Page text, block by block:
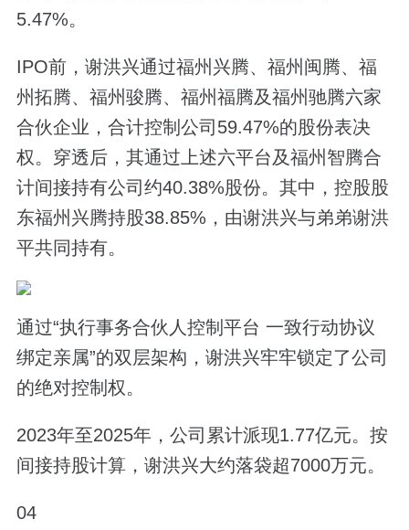
5.47%。
IPO前，谢洪兴通过福州兴腾、福州闽腾、福
州拓腾、福州骏腾、福州福腾及福州驰腾六家
合伙企业，合计控制公司59.47%的股份表决
权。穿透后，其通过上述六平台及福州智腾合
计间接持有公司约40.38%股份。其中，控股股
东福州兴腾持股38.85%，由谢洪兴与弟弟谢洪
平共同持有。
通过“执行事务合伙人控制平台 一致行动协议
绑定亲属”的双层架构，谢洪兴牢牢锁定了公司
的绝对控制权。
2023年至2025年，公司累计派现1.77亿元。按
间接持股计算，谢洪兴大约落袋超7000万元。
04